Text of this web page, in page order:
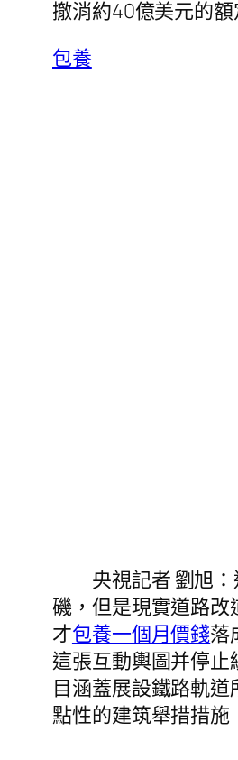
撤消約40億美元的額
包養
央視記者 劉旭
磯，但是現實道路
才包養一個月價錢落
這張互動輿圖并停
目涵蓋展設鐵路軌
點性的建筑舉措措施